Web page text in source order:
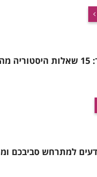
בחן את עצמך: 15 שאלות
למתרחש סביבכם